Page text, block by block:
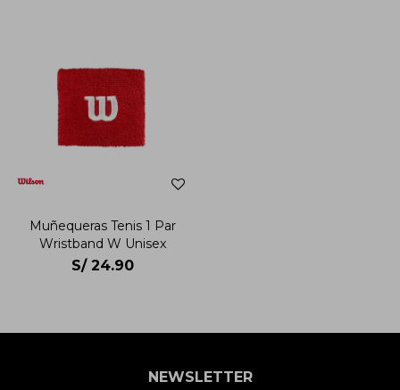
Muñequeras Tenis 1 Par
Wristband W Unisex
S/ 24.90
NEWSLETTER